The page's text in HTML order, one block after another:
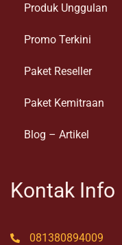
Produk Unggulan
Promo Terkini
Paket Reseller
Paket Kemitraan
Blog – Artikel
Kontak Info
081380894009